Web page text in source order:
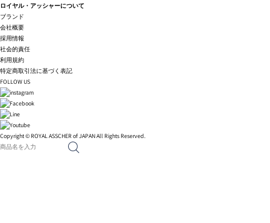
ロイヤル・アッシャーについて
ブランド
会社概要
採用情報
社会的責任
利用規約
特定商取引法に基づく表記
FOLLOW US
Copyright © ROYAL ASSCHER of JAPAN All Rights Reserved.